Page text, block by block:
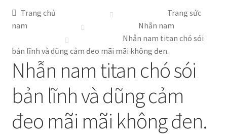
Thanh toán
Trang chủ
Trang sức
nam
Nhẫn nam
Nhẫn nam titan chó sói
bản lĩnh và dũng cảm đeo mãi mãi không đen.
Nhẫn nam titan chó sói
bản lĩnh và dũng cảm
đeo mãi mãi không đen.